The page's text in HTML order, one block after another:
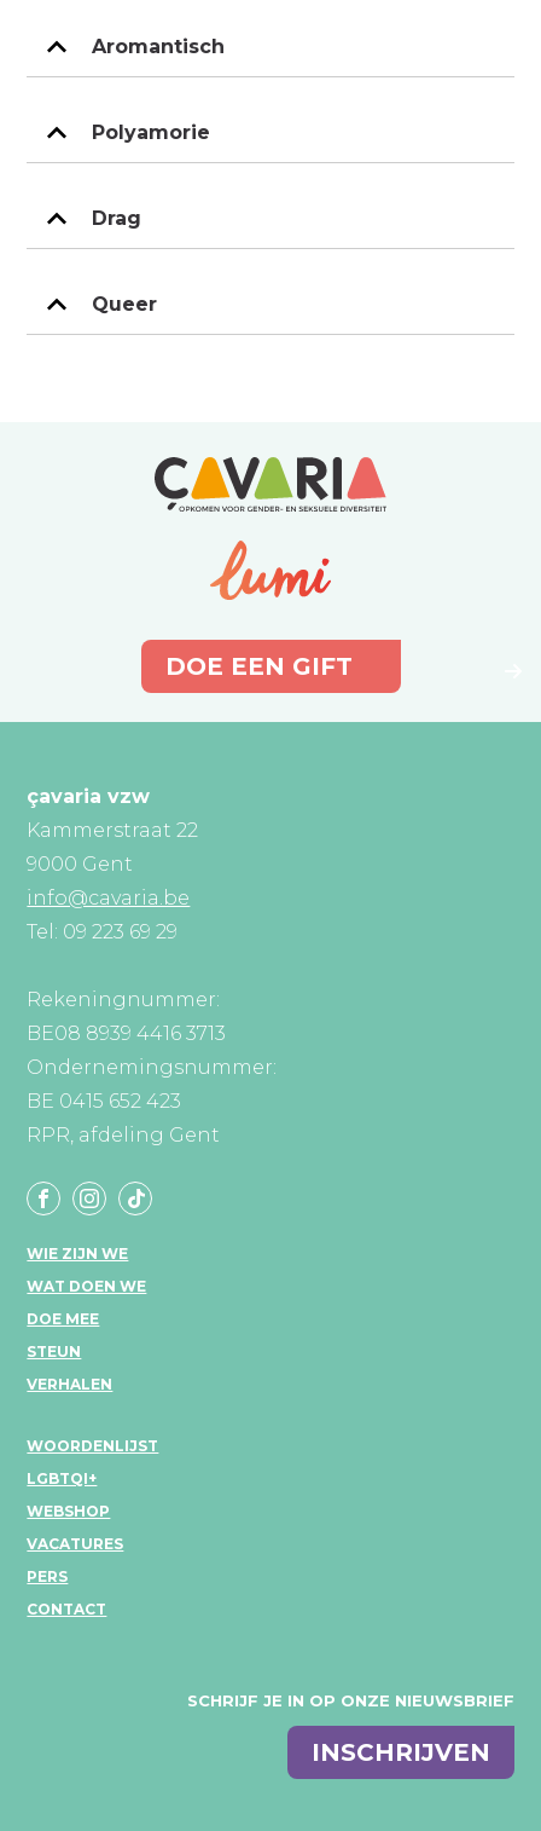
Aromantisch
Polyamorie
Drag
Queer
DOE EEN GIFT
çavaria vzw
Kammerstraat 22
9000 Gent
info@cavaria.be
Tel: 09 223 69 29
Rekeningnummer:
BE08 8939 4416 3713
Ondernemingsnummer:
BE 0415 652 423
RPR, afdeling Gent
WIE ZIJN WE
WAT DOEN WE
DOE MEE
STEUN
VERHALEN
WOORDENLIJST
LGBTQI+
WEBSHOP
VACATURES
PERS
CONTACT
SCHRIJF JE IN OP ONZE NIEUWSBRIEF
E-
mail
INSCHRIJVEN